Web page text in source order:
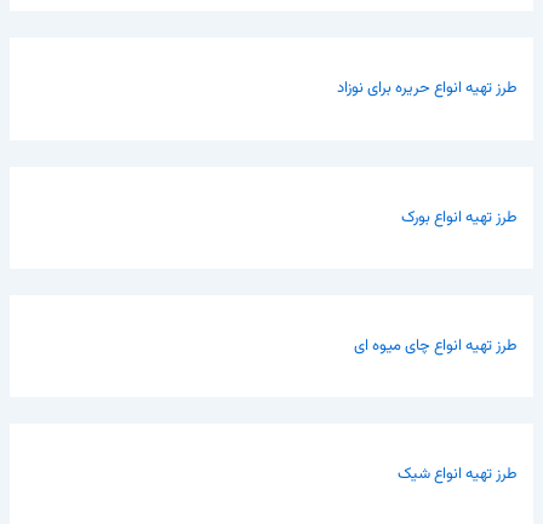
طرز تهیه انواع حریره برای نوزاد
طرز تهیه انواع بورک
طرز تهیه انواع چای میوه ای
طرز تهیه انواع شیک